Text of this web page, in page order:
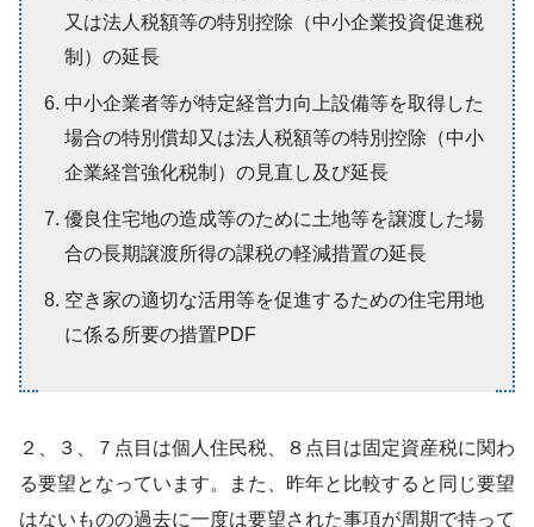
又は法人税額等の特別控除（中小企業投資促進税
制）の延長
中小企業者等が特定経営力向上設備等を取得した
場合の特別償却又は法人税額等の特別控除（中小
企業経営強化税制）の見直し及び延長
優良住宅地の造成等のために土地等を譲渡した場
合の長期譲渡所得の課税の軽減措置の延長
空き家の適切な活用等を促進するための住宅用地
に係る所要の措置PDF
２、３、７点目は個人住民税、８点目は固定資産税に関わ
る要望となっています。また、昨年と比較すると同じ要望
はないものの過去に一度は要望された事項が周期で持って